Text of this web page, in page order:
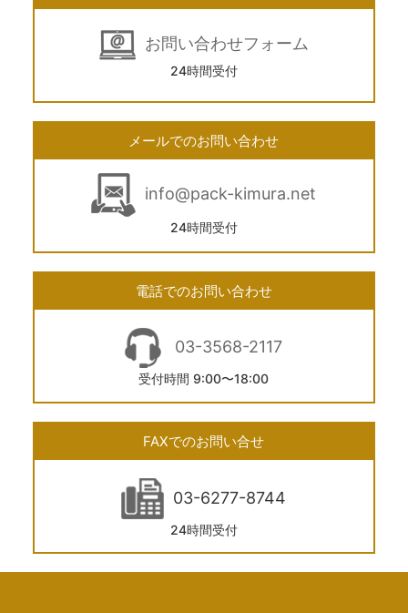
お問い合わせフォーム
24時間受付
メールでのお問い合わせ
info@pack-kimura.net
24時間受付
電話でのお問い合わせ
03-3568-2117
受付時間 9:00〜18:00
FAXでのお問い合せ
03-6277-8744
24時間受付